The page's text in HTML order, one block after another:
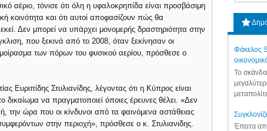
αέριο, τόνισε ότι όλη η υφαλοκρηπίδα είναι προσβάσιμη
κοινότητα και ότι αυτοί αποφασίζουν πώς θα
Δεν μπορεί να υπάρχει μονομερής δραστηριότητα στην
που ξεκινά από το 2008, όταν ξεκίνησαν οι
των πόρων του φυσικού αερίου, πρόσθεσε ο
Ευριπίδης Στυλιανίδης, λέγοντας ότι η Κύπρος είναι
δικαίωμα να πραγματοποιεί όποιες έρευνες θέλει. «Δεν
την ώρα που οι κίνδυνοι από τα φαινόμενα αστάθειας
στην περιοχή», πρόσθεσε ο κ. Στυλιανιδης.
Φάκελος
Το
Έπειτα